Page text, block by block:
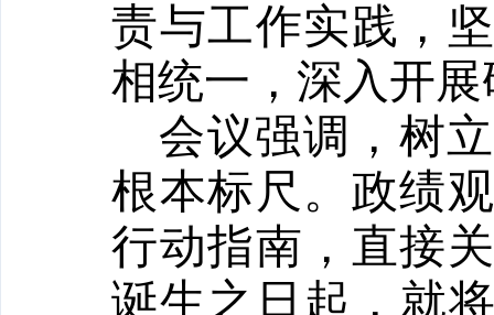
责与工作实践，
相统一，深入开
会议强调，树
根本标尺。政绩
行动指南，直接
诞生之日起，就